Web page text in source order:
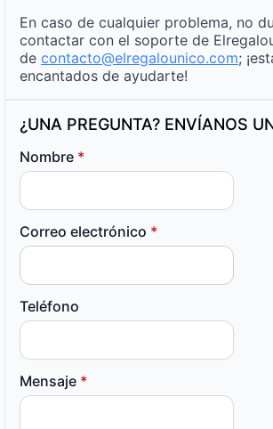
En caso de cualquier problema, no
contactar con el soporte de
de contacto@elregalounico.com;
encantados de ayudarte!
¿UNA PREGUNTA? ENVÍANOS
Nombre *
Correo electrónico *
Teléfono
Mensaje *